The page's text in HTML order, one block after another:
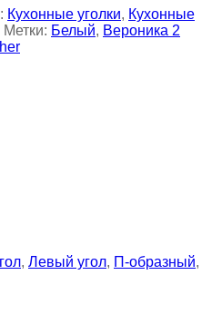
Кухонные уголки, Кухонные
Метки: Белый, Вероника 2
, Левый угол, П-образный,